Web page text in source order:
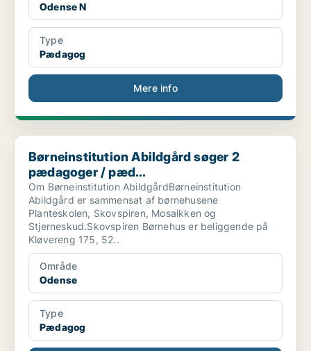
Odense N
Type
Pædagog
Mere info
Børneinstitution Abildgård søger 2 pædagoger / pæd...
Børneinstitution Abildgård søger 2
pædagoger / pæd...
Om Børneinstitution AbildgårdBørneinstitution
Abildgård er sammensat af børnehusene
Planteskolen, Skovspiren, Mosaikken og
Stjerneskud.Skovspiren Børnehus er beliggende på
Kløvereng 175, 52..
Område
Odense
Type
Pædagog